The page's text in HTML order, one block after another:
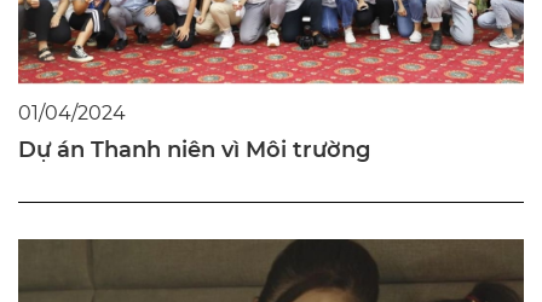
01/04/2024
Dự án Thanh niên vì Môi trường